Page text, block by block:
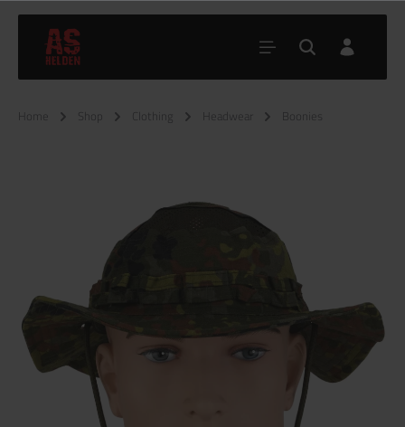
Home Shop Clothing Headwear Boonies